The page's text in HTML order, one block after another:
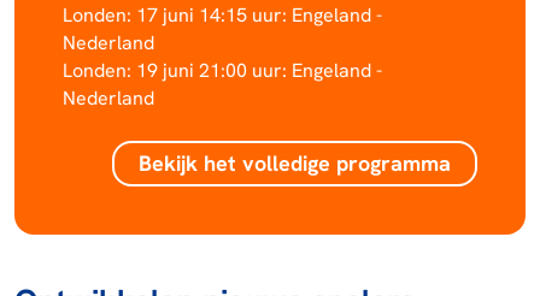
Londen: 17 juni 14:15 uur: Engeland -
Nederland
Londen: 19 juni 21:00 uur: Engeland -
Nederland
Bekijk het volledige programma